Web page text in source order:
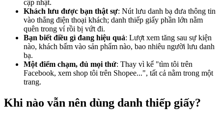
cập nhật.
Khách lưu được bạn thật sự: Nút lưu danh bạ đưa thông tin
vào thẳng điện thoại khách; danh thiếp giấy phần lớn nằm
quên trong ví rồi bị vứt đi.
Bạn biết điều gì đang hiệu quả: Lượt xem tăng sau sự kiện
nào, khách bấm vào sản phẩm nào, bao nhiêu người lưu danh
bạ.
Một điểm chạm, đủ mọi thứ: Thay vì kể "tìm tôi trên
Facebook, xem shop tôi trên Shopee...", tất cả nằm trong một
trang.
Khi nào vẫn nên dùng danh thiếp giấy?